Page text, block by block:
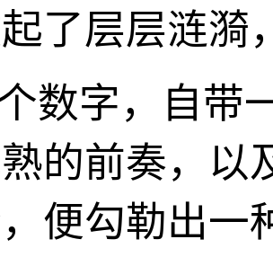
了层层涟漪
数字，自带
的前奏，以
便勾勒出一